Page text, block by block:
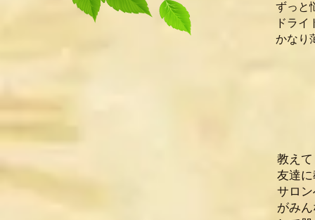
ずっと
ドライ
かなり
教え
友達
サロ
がみ